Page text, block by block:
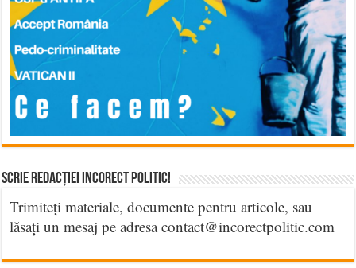
Scrie Redacției Incorect Politic!
Trimiteți materiale, documente pentru articole, sau
lăsați un mesaj pe adresa contact@incorectpolitic.com